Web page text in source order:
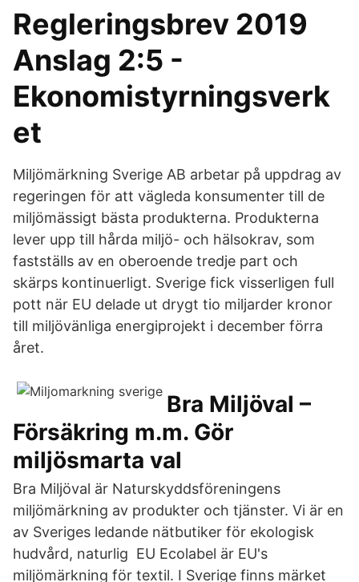
Regleringsbrev 2019
Anslag 2:5 -
Ekonomistyrningsverk
et
Miljömärkning Sverige AB arbetar på uppdrag av
regeringen för att vägleda konsumenter till de
miljömässigt bästa produkterna. Produkterna
lever upp till hårda miljö- och hälsokrav, som
fastställs av en oberoende tredje part och
skärps kontinuerligt. Sverige fick visserligen full
pott när EU delade ut drygt tio miljarder kronor
till miljövänliga energiprojekt i december förra
året.
Bra Miljöval –
Försäkring m.m. Gör
miljösmarta val
Bra Miljöval är Naturskyddsföreningens
miljömärkning av produkter och tjänster. Vi är en
av Sveriges ledande nätbutiker för ekologisk
hudvård, naturlig EU Ecolabel är EU's
miljömärkning för textil. I Sverige finns märket